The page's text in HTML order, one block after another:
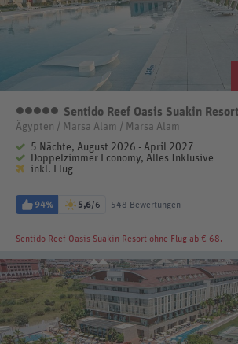
5 Sterne
Sentido Reef Oasis Suakin Resort
Ägypten / Marsa Alam / Marsa Alam
5 Nächte, August 2026 - April 2027
Doppelzimmer Economy, Alles Inklusive
inkl. Flug
94% 5,6/6 548 Bewertungen
Sentido Reef Oasis Suakin Resort ohne Flug ab € 68.-